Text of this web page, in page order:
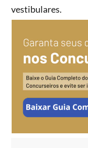
vestibulares.